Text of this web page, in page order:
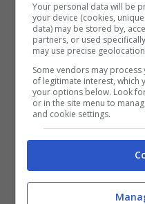
le industrie,
commerciali sleali
commerciale
scelta spetta agli
Lange –ed è tra
commerciale e
.
è pronta“.
Your personal data will be
your device (cookies,
data) may be stored by,
partners, or used
may use precise
Some vendors may
of legitimate interest, which
your options below. Look
or in the site menu to
and cookie settings.